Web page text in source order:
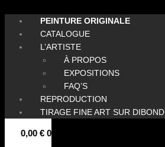
PEINTURE ORIGINALE
CATALOGUE
L’ARTISTE
À PROPOS
EXPOSITIONS
FAQ’S
REPRODUCTION
TIRAGE FINE ART SUR DIBOND
0,00 € 0